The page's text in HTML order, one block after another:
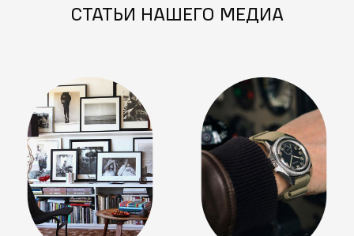
СТАТЬИ НАШЕГО МЕДИА